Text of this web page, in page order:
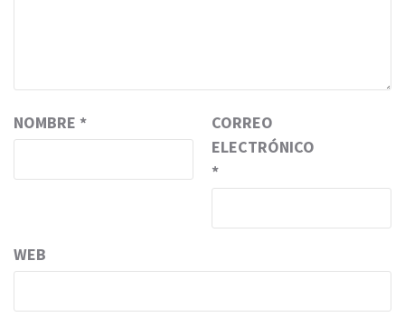
NOMBRE *
CORREO
ELECTRÓNICO
*
WEB